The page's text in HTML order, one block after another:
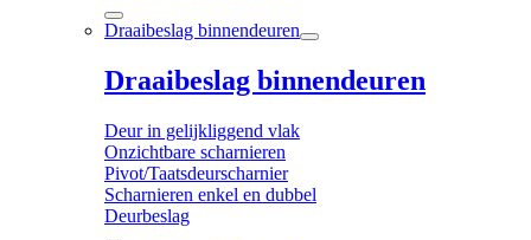
Draaibeslag binnendeuren
Draaibeslag binnendeuren
Deur in gelijkliggend vlak
Onzichtbare scharnieren
Pivot/Taatsdeurscharnier
Scharnieren enkel en dubbel
Deurbeslag